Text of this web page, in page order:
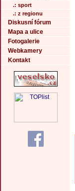
.: sport
.: z regionu
Diskusní fórum
Mapa a ulice
Fotogalerie
Webkamery
Kontakt